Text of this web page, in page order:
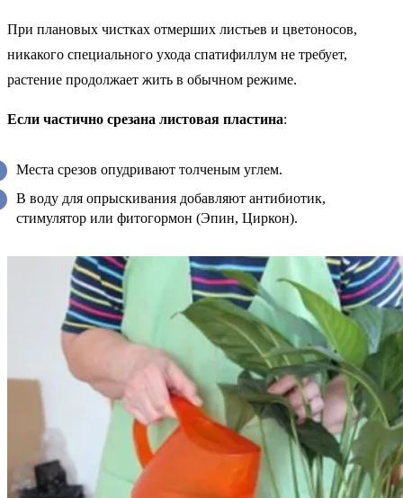
При плановых чистках отмерших листьев и цветоносов,
никакого специального ухода спатифиллум не требует,
растение продолжает жить в обычном режиме.
Если частично срезана листовая пластина:
Места срезов опудривают толченым углем.
В воду для опрыскивания добавляют антибиотик,
стимулятор или фитогормон (Эпин, Циркон).